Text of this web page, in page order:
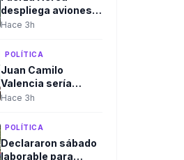
para Colombia tras
la posesión de
Abelardo De La
despliega aviones
Kfir hacia la
consejo de
seguridad del
presidente
Hace 3h
POLÍTICA
Juan Camilo
Valencia sería
designado como
Agencia Nacional
Hace 3h
POLÍTICA
Declararon sábado
laborable para